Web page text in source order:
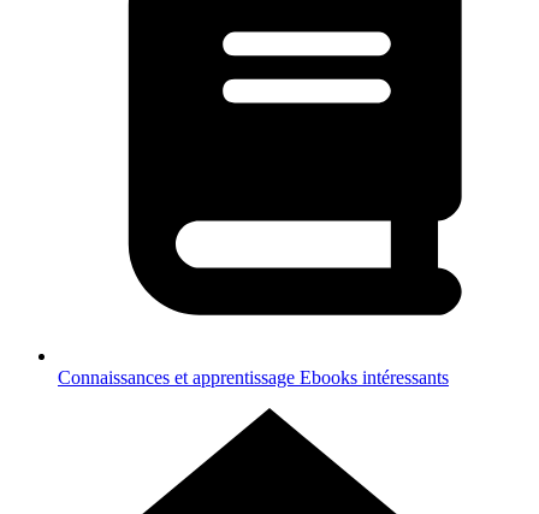
Connaissances et apprentissage Ebooks intéressants